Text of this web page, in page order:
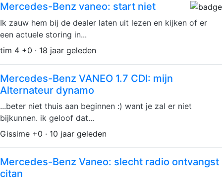
Mercedes-Benz vaneo: start niet
Ik zauw hem bij de dealer laten uit lezen en kijken of er
een actuele storing in...
tim 4 +0 · 18 jaar geleden
Mercedes-Benz VANEO 1.7 CDI: mijn
Alternateur dynamo
...beter niet thuis aan beginnen :) want je zal er niet
bijkunnen. ik geloof dat...
Gissime +0 · 10 jaar geleden
Mercedes-Benz Vaneo: slecht radio ontvangst
citan